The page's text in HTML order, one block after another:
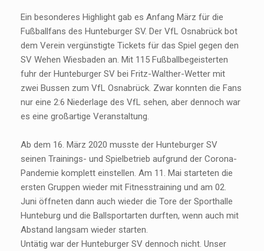
Ein besonderes Highlight gab es Anfang März für die
Fußballfans des Hunteburger SV. Der VfL Osnabrück bot
dem Verein vergünstigte Tickets für das Spiel gegen den
SV Wehen Wiesbaden an. Mit 115 Fußballbegeisterten
fuhr der Hunteburger SV bei Fritz-Walther-Wetter mit
zwei Bussen zum VfL Osnabrück. Zwar konnten die Fans
nur eine 2:6 Niederlage des VfL sehen, aber dennoch war
es eine großartige Veranstaltung.
Ab dem 16. März 2020 musste der Hunteburger SV
seinen Trainings- und Spielbetrieb aufgrund der Corona-
Pandemie komplett einstellen. Am 11. Mai starteten die
ersten Gruppen wieder mit Fitnesstraining und am 02.
Juni öffneten dann auch wieder die Tore der Sporthalle
Hunteburg und die Ballsportarten durften, wenn auch mit
Abstand langsam wieder starten.
Untätig war der Hunteburger SV dennoch nicht. Unser